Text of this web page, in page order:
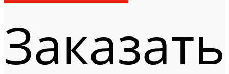
Заказать